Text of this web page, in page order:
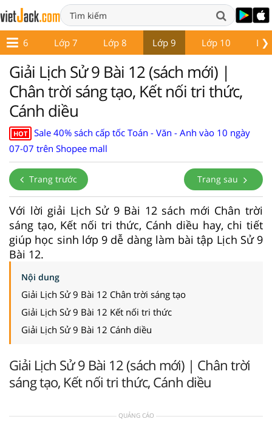
❯
Lớp 6 Lớp 7 Lớp 8 Lớp 9 Lớp 10
Giải Lịch Sử 9 Bài 12 (sách mới) |
Chân trời sáng tạo, Kết nối tri thức,
Cánh diều
HOT
Sale 40% sách cấp tốc Toán - Văn - Anh vào 10 ngày
07-07 trên Shopee mall
Trang trước Trang sau
Với lời giải Lịch Sử 9 Bài 12 sách mới Chân trời
sáng tạo, Kết nối tri thức, Cánh diều hay, chi tiết
giúp học sinh lớp 9 dễ dàng làm bài tập Lịch Sử 9
Bài 12.
Nội dung
Giải Lịch Sử 9 Bài 12 Chân trời sáng tạo
Giải Lịch Sử 9 Bài 12 Kết nối tri thức
Giải Lịch Sử 9 Bài 12 Cánh diều
Giải Lịch Sử 9 Bài 12 (sách mới) | Chân trời
sáng tạo, Kết nối tri thức, Cánh diều
QUẢNG CÁO